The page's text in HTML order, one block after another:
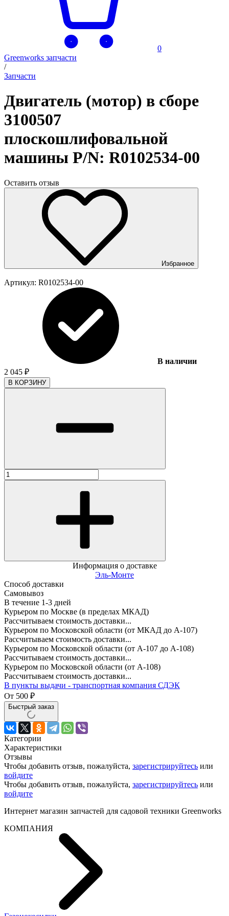
0
Greenworks запчасти
/
Запчасти
Двигатель (мотор) в сборе
3100507
плоскошлифовальной
машины P/N: R0102534-00
Оставить отзыв
Избранное
Артикул: R0102534-00
В наличии
2 045 ₽
В КОРЗИНУ
Информация о доставке
Эль-Монте
Способ доставки
Самовывоз
В течение 1-3 дней
Курьером по Москве (в пределах МКАД)
Рассчитываем стоимость доставки...
Курьером по Московской области (от МКАД до А-107)
Рассчитываем стоимость доставки...
Курьером по Московской области (от А-107 до А-108)
Рассчитываем стоимость доставки...
Курьером по Московской области (от А-108)
Рассчитываем стоимость доставки...
В пункты выдачи - транспортная компания СДЭК
От 500 ₽
Быстрый заказ
Категории
Характеристики
Отзывы
Чтобы добавить отзыв, пожалуйста, зарегистрируйтесь или
войдите
Чтобы добавить отзыв, пожалуйста, зарегистрируйтесь или
войдите
Интернет магазин запчастей для садовой техники Greenworks
КОМПАНИЯ